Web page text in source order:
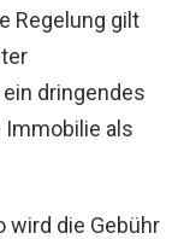
Regelung gilt
dringendes
als
wird die Gebühr